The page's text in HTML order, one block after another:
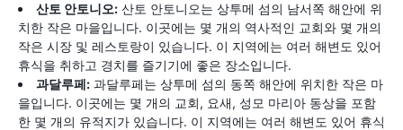
산토 안토니오: 산토 안토니오는 상투메 섬의 남서쪽 해안에 위
치한 작은 마을입니다. 이곳에는 몇 개의 역사적인 교회와 몇 개의
작은 시장 및 레스토랑이 있습니다. 이 지역에는 여러 해변도 있어
휴식을 취하고 경치를 즐기기에 좋은 장소입니다.
과달루페: 과달루페는 상투메 섬의 동쪽 해안에 위치한 작은 마
을입니다. 이곳에는 몇 개의 교회, 요새, 성모 마리아 동상을 포함
한 몇 개의 유적지가 있습니다. 이 지역에는 여러 해변도 있어 휴식